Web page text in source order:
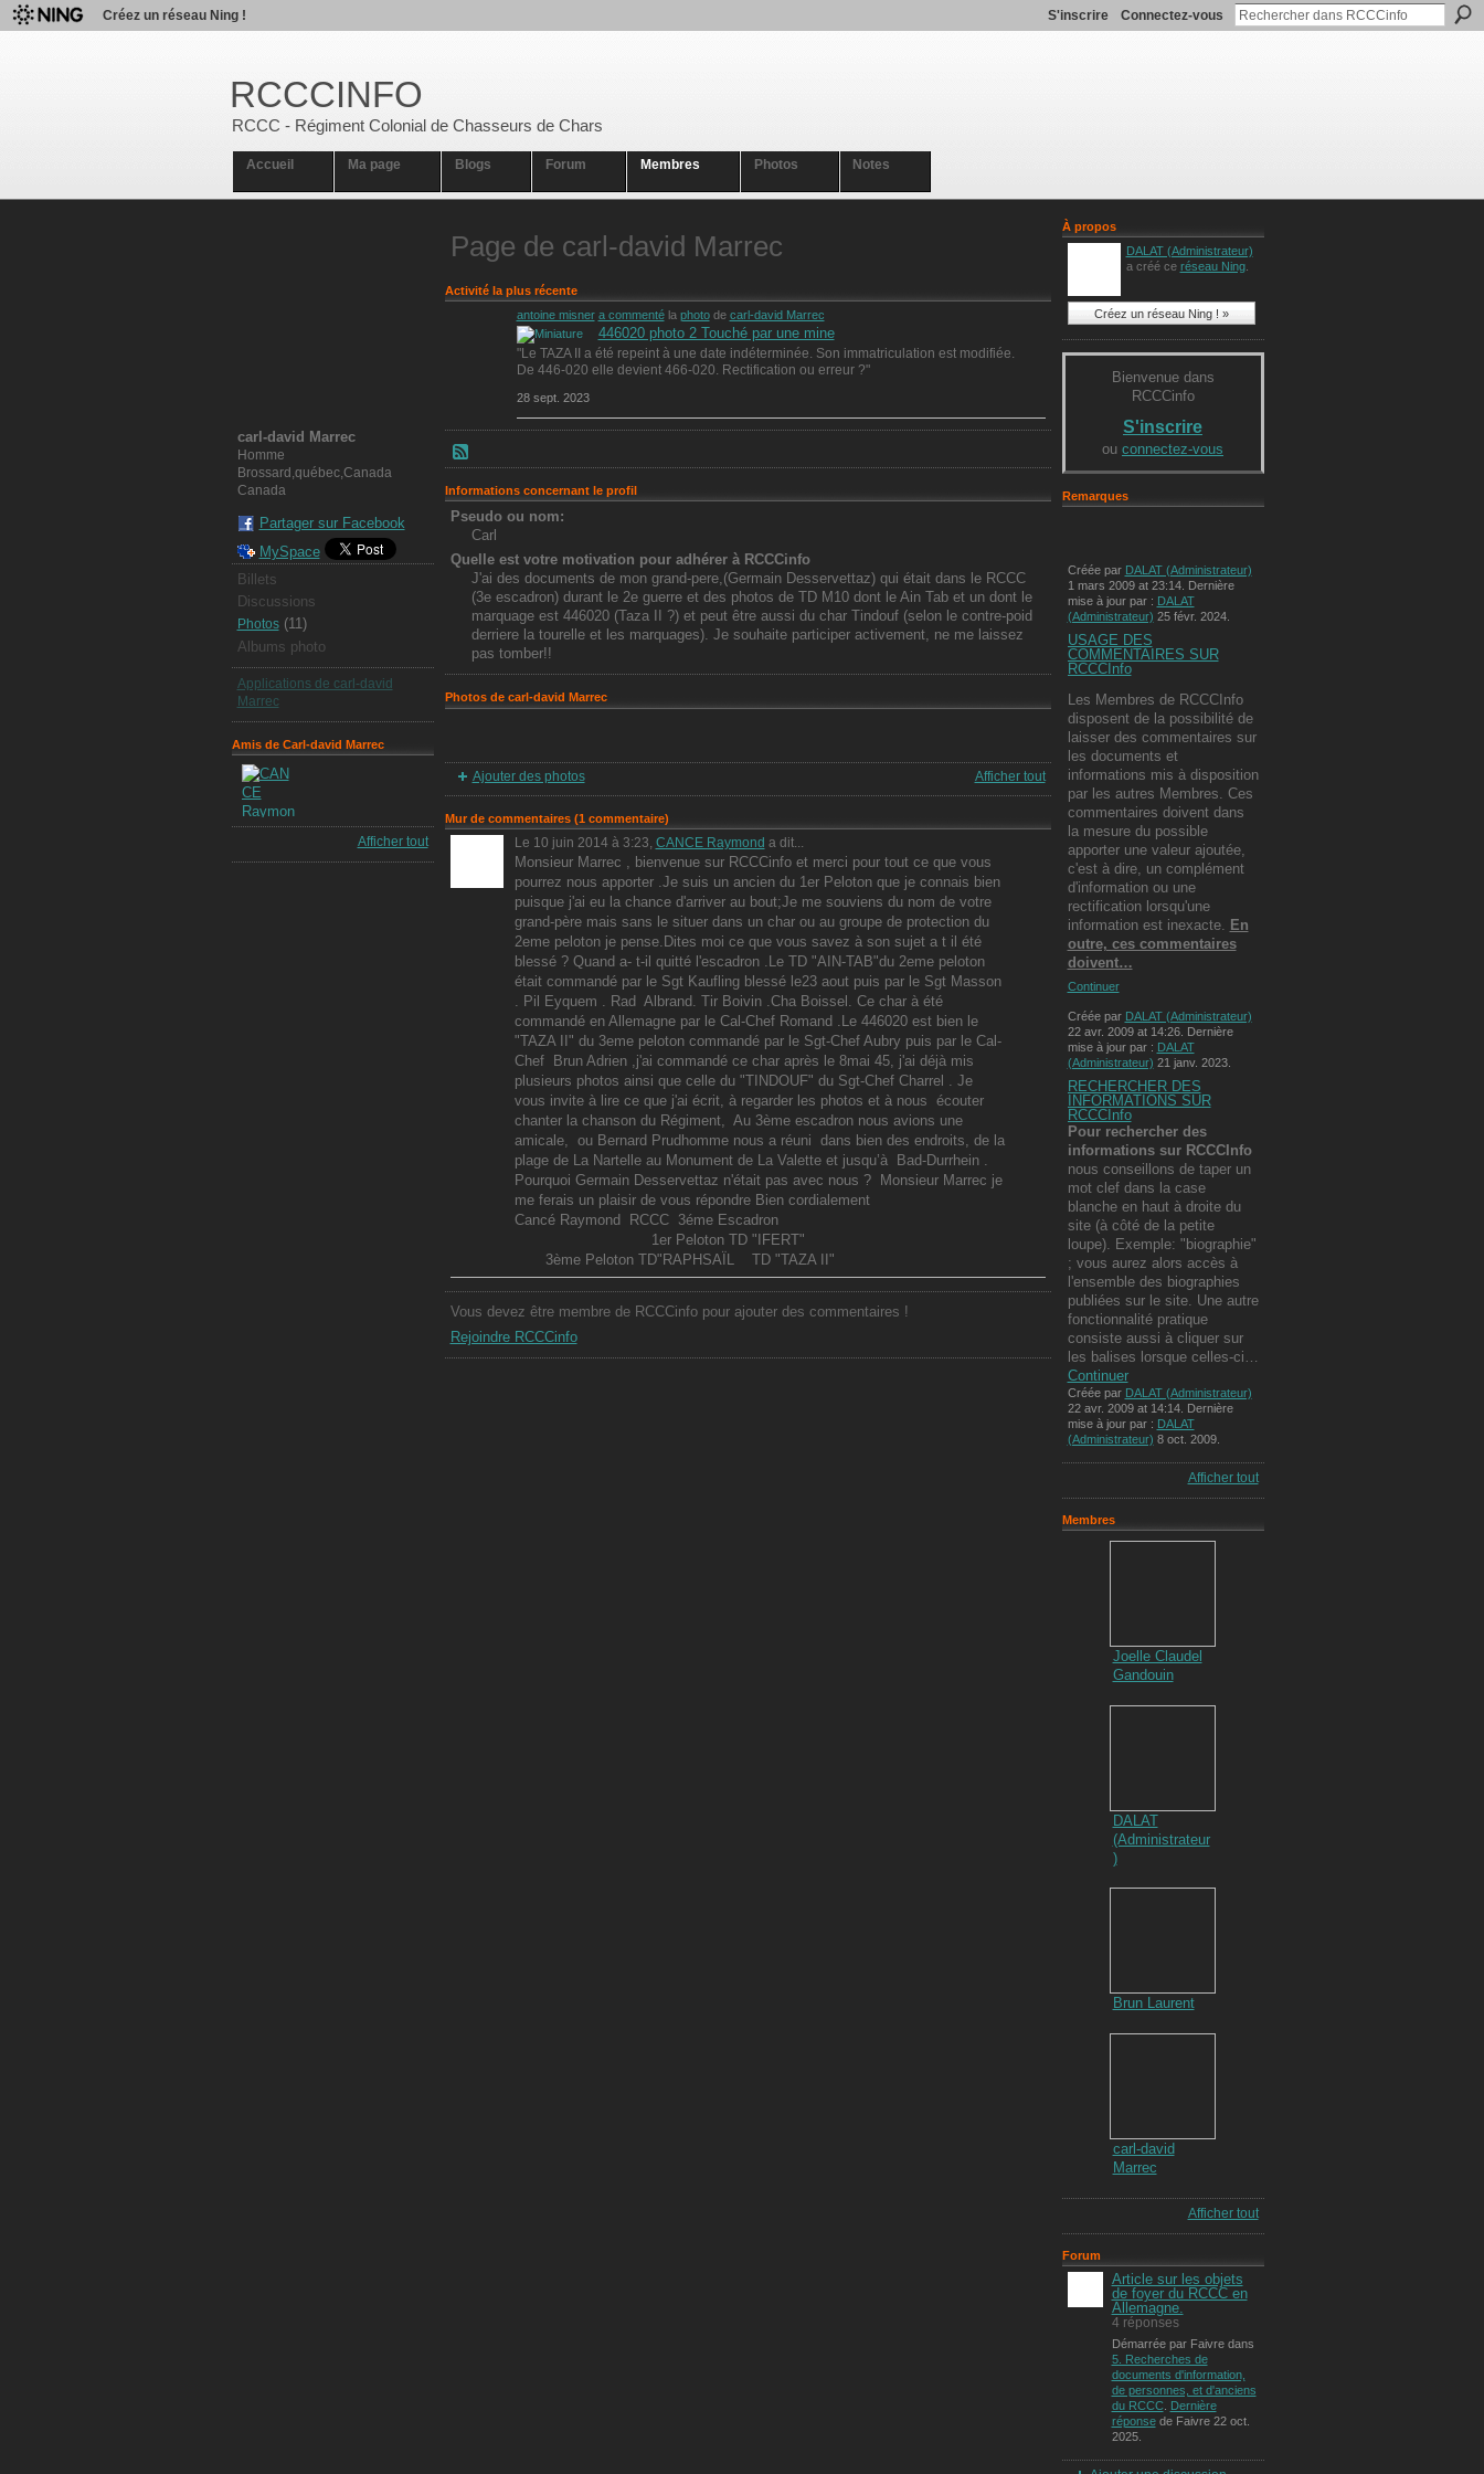
Créez un réseau Ning ! S'inscrire Connectez-vous
RCCCINFO
RCCC - Régiment Colonial de Chasseurs de Chars
Accueil Ma page Blogs Forum Membres Photos Notes
carl-david Marrec
Homme
Brossard,québec,Canada
Canada
Partager sur Facebook
MySpace
Billets
Discussions
Photos(11)
Albums photo
Applications de carl-david
Marrec
Amis de Carl-david Marrec
Afficher tout
Page de carl-david Marrec
Activité la plus récente
antoine misner a commentéla photode carl-david Marrec
446020 photo 2 Touché par une mine
"Le TAZA II a été repeint à une date indéterminée. Son immatriculation est modifiée.
De 446-020 elle devient 466-020. Rectification ou erreur ?"
28 sept. 2023
Informations concernant le profil
Pseudo ou nom:
Carl
Quelle est votre motivation pour adhérer à RCCCinfo
J'ai des documents de mon grand-pere,(Germain Desservettaz) qui était dans le RCCC
(3e escadron) durant le 2e guerre et des photos de TD M10 dont le Ain Tab et un dont le
marquage est 446020 (Taza II ?) et peut être aussi du char Tindouf (selon le contre-poid
derriere la tourelle et les marquages). Je souhaite participer activement, ne me laissez
pas tomber!!
Photos de carl-david Marrec
Ajouter des photos Afficher tout
Mur de commentaires (1 commentaire)
Le 10 juin 2014 à 3:23, CANCE Raymond a dit...
Monsieur Marrec , bienvenue sur RCCCinfo et merci pour tout ce que vous
pourrez nous apporter .Je suis un ancien du 1er Peloton que je connais bien
puisque j'ai eu la chance d'arriver au bout;Je me souviens du nom de votre
grand-père mais sans le situer dans un char ou au groupe de protection du
2eme peloton je pense.Dites moi ce que vous savez à son sujet a t il été
blessé ? Quand a- t-il quitté l'escadron .Le TD "AIN-TAB"du 2eme peloton
était commandé par le Sgt Kaufling blessé le23 aout puis par le Sgt Masson
. Pil Eyquem . Rad Albrand. Tir Boivin .Cha Boissel. Ce char à été
commandé en Allemagne par le Cal-Chef Romand .Le 446020 est bien le
"TAZA II" du 3eme peloton commandé par le Sgt-Chef Aubry puis par le Cal-
Chef Brun Adrien ,j'ai commandé ce char après le 8mai 45, j'ai déjà mis
plusieurs photos ainsi que celle du "TINDOUF" du Sgt-Chef Charrel . Je
vous invite à lire ce que j'ai écrit, à regarder les photos et à nous écouter
chanter la chanson du Régiment, Au 3ème escadron nous avions une
amicale, ou Bernard Prudhomme nous a réuni dans bien des endroits, de la
plage de La Nartelle au Monument de La Valette et jusqu’à Bad-Durrhein .
Pourquoi Germain Desservettaz n'était pas avec nous ? Monsieur Marrec je
me ferais un plaisir de vous répondre Bien cordialement
Cancé Raymond RCCC 3éme Escadron
1er Peloton TD "IFERT"
3ème Peloton TD"RAPHSAÏL TD "TAZA II"
Vous devez être membre de RCCCinfo pour ajouter des commentaires !
Rejoindre RCCCinfo
À propos
DALAT (Administrateur)
a créé ce réseau Ning.
Créez un réseau Ning ! »
Bienvenue dans
RCCCinfo
S'inscrire
ou connectez-vous
Remarques
Créée par DALAT (Administrateur)
1 mars 2009 at 23:14. Dernière
mise à jour par : DALAT
(Administrateur) 25 févr. 2024.
USAGE DES
COMMENTAIRES SUR
RCCCInfo
Les Membres de RCCCInfo
disposent de la possibilité de
laisser des commentaires sur
les documents et
informations mis à disposition
par les autres Membres. Ces
commentaires doivent dans
la mesure du possible
apporter une valeur ajoutée,
c'est à dire, un complément
d'information ou une
rectification lorsqu'une
information est inexacte. En
outre, ces commentaires
doivent…
Continuer
Créée par DALAT (Administrateur)
22 avr. 2009 at 14:26. Dernière
mise à jour par : DALAT
(Administrateur) 21 janv. 2023.
RECHERCHER DES
INFORMATIONS SUR
RCCCInfo
Pour rechercher des
informations sur RCCCInfo
nous conseillons de taper un
mot clef dans la case
blanche en haut à droite du
site (à côté de la petite
loupe). Exemple: "biographie"
; vous aurez alors accès à
l'ensemble des biographies
publiées sur le site. Une autre
fonctionnalité pratique
consiste aussi à cliquer sur
les balises lorsque celles-ci…
Continuer
Créée par DALAT (Administrateur)
22 avr. 2009 at 14:14. Dernière
mise à jour par : DALAT
(Administrateur) 8 oct. 2009.
Afficher tout
Membres
Joelle Claudel
Gandouin
DALAT
(Administrateur
)
Brun Laurent
carl-david
Marrec
Afficher tout
Forum
Article sur les objets
de foyer du RCCC en
Allemagne.
4 réponses
Démarrée par Faivre dans
5. Recherches de
documents d'information,
de personnes, et d'anciens
du RCCC. Dernière
réponsede Faivre 22 oct.
2025.